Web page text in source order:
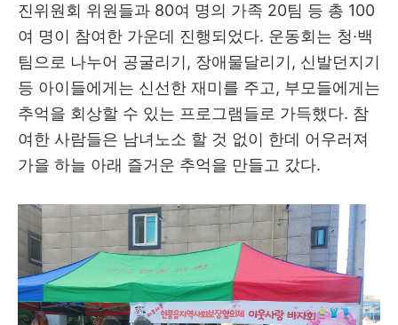
진위원회 위원들과 80여 명의 가족 20팀 등 총 100
여 명이 참여한 가운데 진행되었다. 운동회는 청·백
팀으로 나누어 공굴리기, 장애물달리기, 신발던지기
등 아이들에게는 신선한 재미를 주고, 부모들에게는
추억을 회상할 수 있는 프로그램들로 가득했다. 참
여한 사람들은 남녀노소 할 것 없이 한데 어우러져
가을 하늘 아래 즐거운 추억을 만들고 갔다.